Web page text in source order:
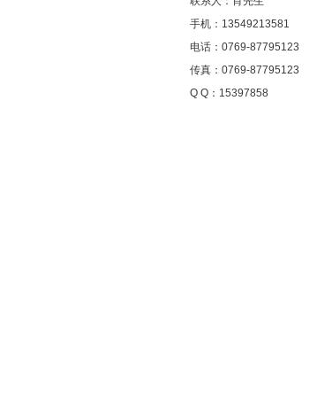
手机：13549213581
电话：0769-87795123
传真：0769-87795123
Q Q：15397858